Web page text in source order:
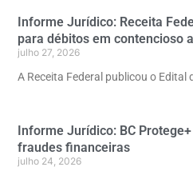
Informe Jurídico: Receita
para débitos em contencioso
julho 27, 2026
A Receita Federal publicou o Edital
Informe Jurídico: BC
fraudes financeiras
julho 24, 2026